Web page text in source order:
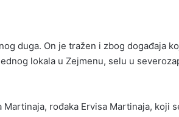
duga. On je tražen i zbog događaja
lokala u Zejmenu, selu u
rođaka Ervisa Martinaja, koji